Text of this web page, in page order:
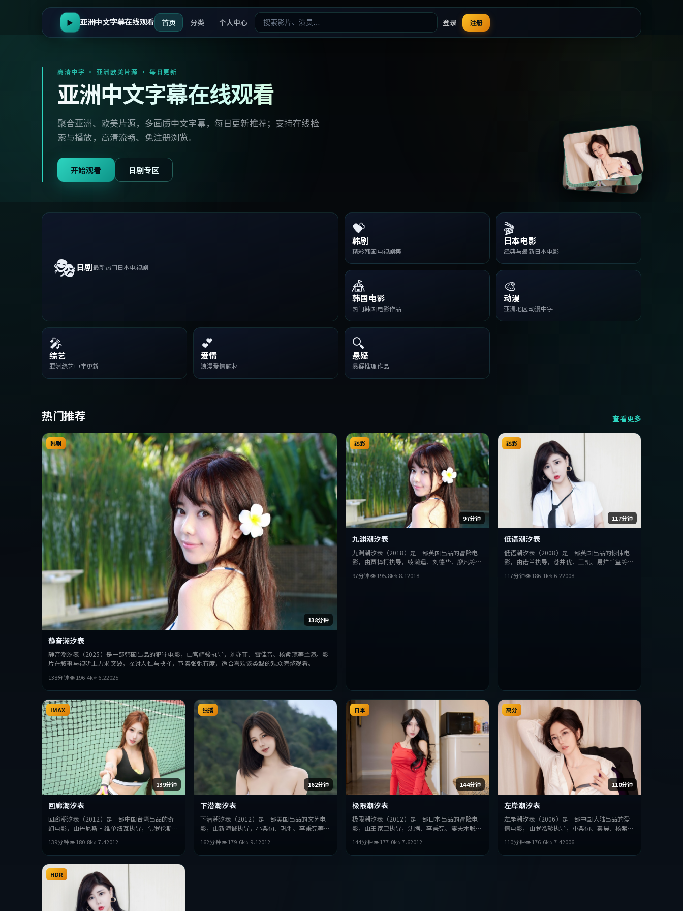
▶ 亚洲中文字幕在线观看 首页 分类 个人中心 登录 注册
高清中字 · 亚洲欧美片源 · 每日更新
亚洲中文字幕在线观看
聚合亚洲、欧美片源，多画质中文字幕，每日更新推荐；支持在线检
索与播放，高清流畅、免注册浏览。
开始观看 日剧专区
🎭日剧最新热门日本电视剧
💝
韩剧
精彩韩国电视剧集
🎬
日本电影
经典与最新日本电影
🎪
韩国电影
热门韩国电影作品
🎨
动漫
亚洲地区动漫中字
🎤
综艺
亚洲综艺中字更新
💕
爱情
浪漫爱情题材
🔍
悬疑
悬疑推理作品
热门推荐 查看更多
138分钟
韩剧
静音潮汐表
静音潮汐表（2025）是一部韩国出品的犯罪电影，由宫崎骏执导，刘亦菲、雷佳音、杨紫琼等主演。影
片在叙事与视听上力求突破，探讨人性与抉择，节奏张弛有度，适合喜欢该类型的观众完整观看。
138分钟👁196.4k⭐ 6.22025
97分钟
臻彩
九渊潮汐表
九渊潮汐表（2018）是一部英国出品的冒险电
影，由贾樟柯执导，绫濑遥、刘德华、廖凡等主
抉择，节奏张弛有度，适合喜欢该类型的观众完
97分钟👁195.8k⭐ 8.12018
117分钟
臻彩
低语潮汐表
低语潮汐表（2008）是一部英国出品的惊悚电
影，由诺兰执导，苍井优、王凯、易烊千玺等主
抉择，节奏张弛有度，适合喜欢该类型的观众完
117分钟👁186.1k⭐ 6.22008
139分钟
IMAX
回廊潮汐表
回廊潮汐表（2012）是一部中国台湾出品的奇
幻电影，由丹尼斯·维伦纽瓦执导，佛罗伦斯
叙事与视听上力求突破，探讨人性与抉择，节奏
张弛有度，适合喜欢该类型的观众完整观看。
139分钟👁180.8k⭐7.42012
162分钟
独播
下潜潮汐表
下潜潮汐表（2012）是一部美国出品的文艺电
影，由新海诚执导，小栗旬、巩俐、李秉宪等主
抉择，节奏张弛有度，适合喜欢该类型的观众完
整观看。
162分钟👁179.6k⭐ 9.12012
144分钟
日本
极限潮汐表
极限潮汐表（2012）是一部日本出品的冒险电
影，由王家卫执导，沈腾、李秉宪、妻夫木聪等
与抉择，节奏张弛有度，适合喜欢该类型的观众
完整观看。
144分钟👁177.0k⭐7.62012
110分钟
高分
左岸潮汐表
左岸潮汐表（2006）是一部中国大陆出品的爱
情电影，由罗泓轸执导，小栗旬、秦昊、杨紫琼
性与抉择，节奏张弛有度，适合喜欢该类型的观
众完整观看。
110分钟👁176.6k⭐7.42006
HDR